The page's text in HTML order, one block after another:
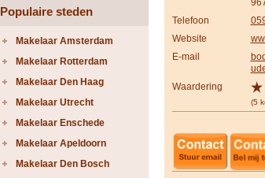
Populaire steden
Makelaar Amsterdam
Makelaar Rotterdam
Makelaar Den Haag
Makelaar Utrecht
Makelaar Enschede
Makelaar Apeldoorn
Makelaar Den Bosch
Telefoon
Website
E-mail
Waardering
(5